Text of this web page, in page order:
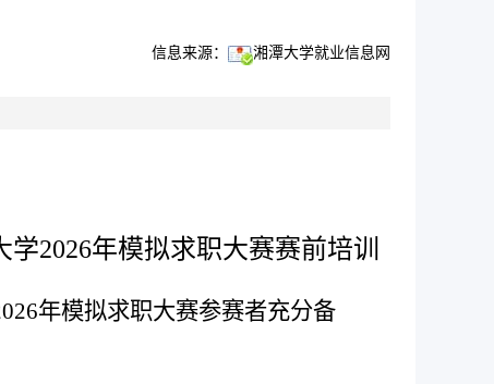
信息来源： 湘潭大学就业信息网
学2026年模拟求职大赛赛前培训
年模拟求职大赛参赛者充分备